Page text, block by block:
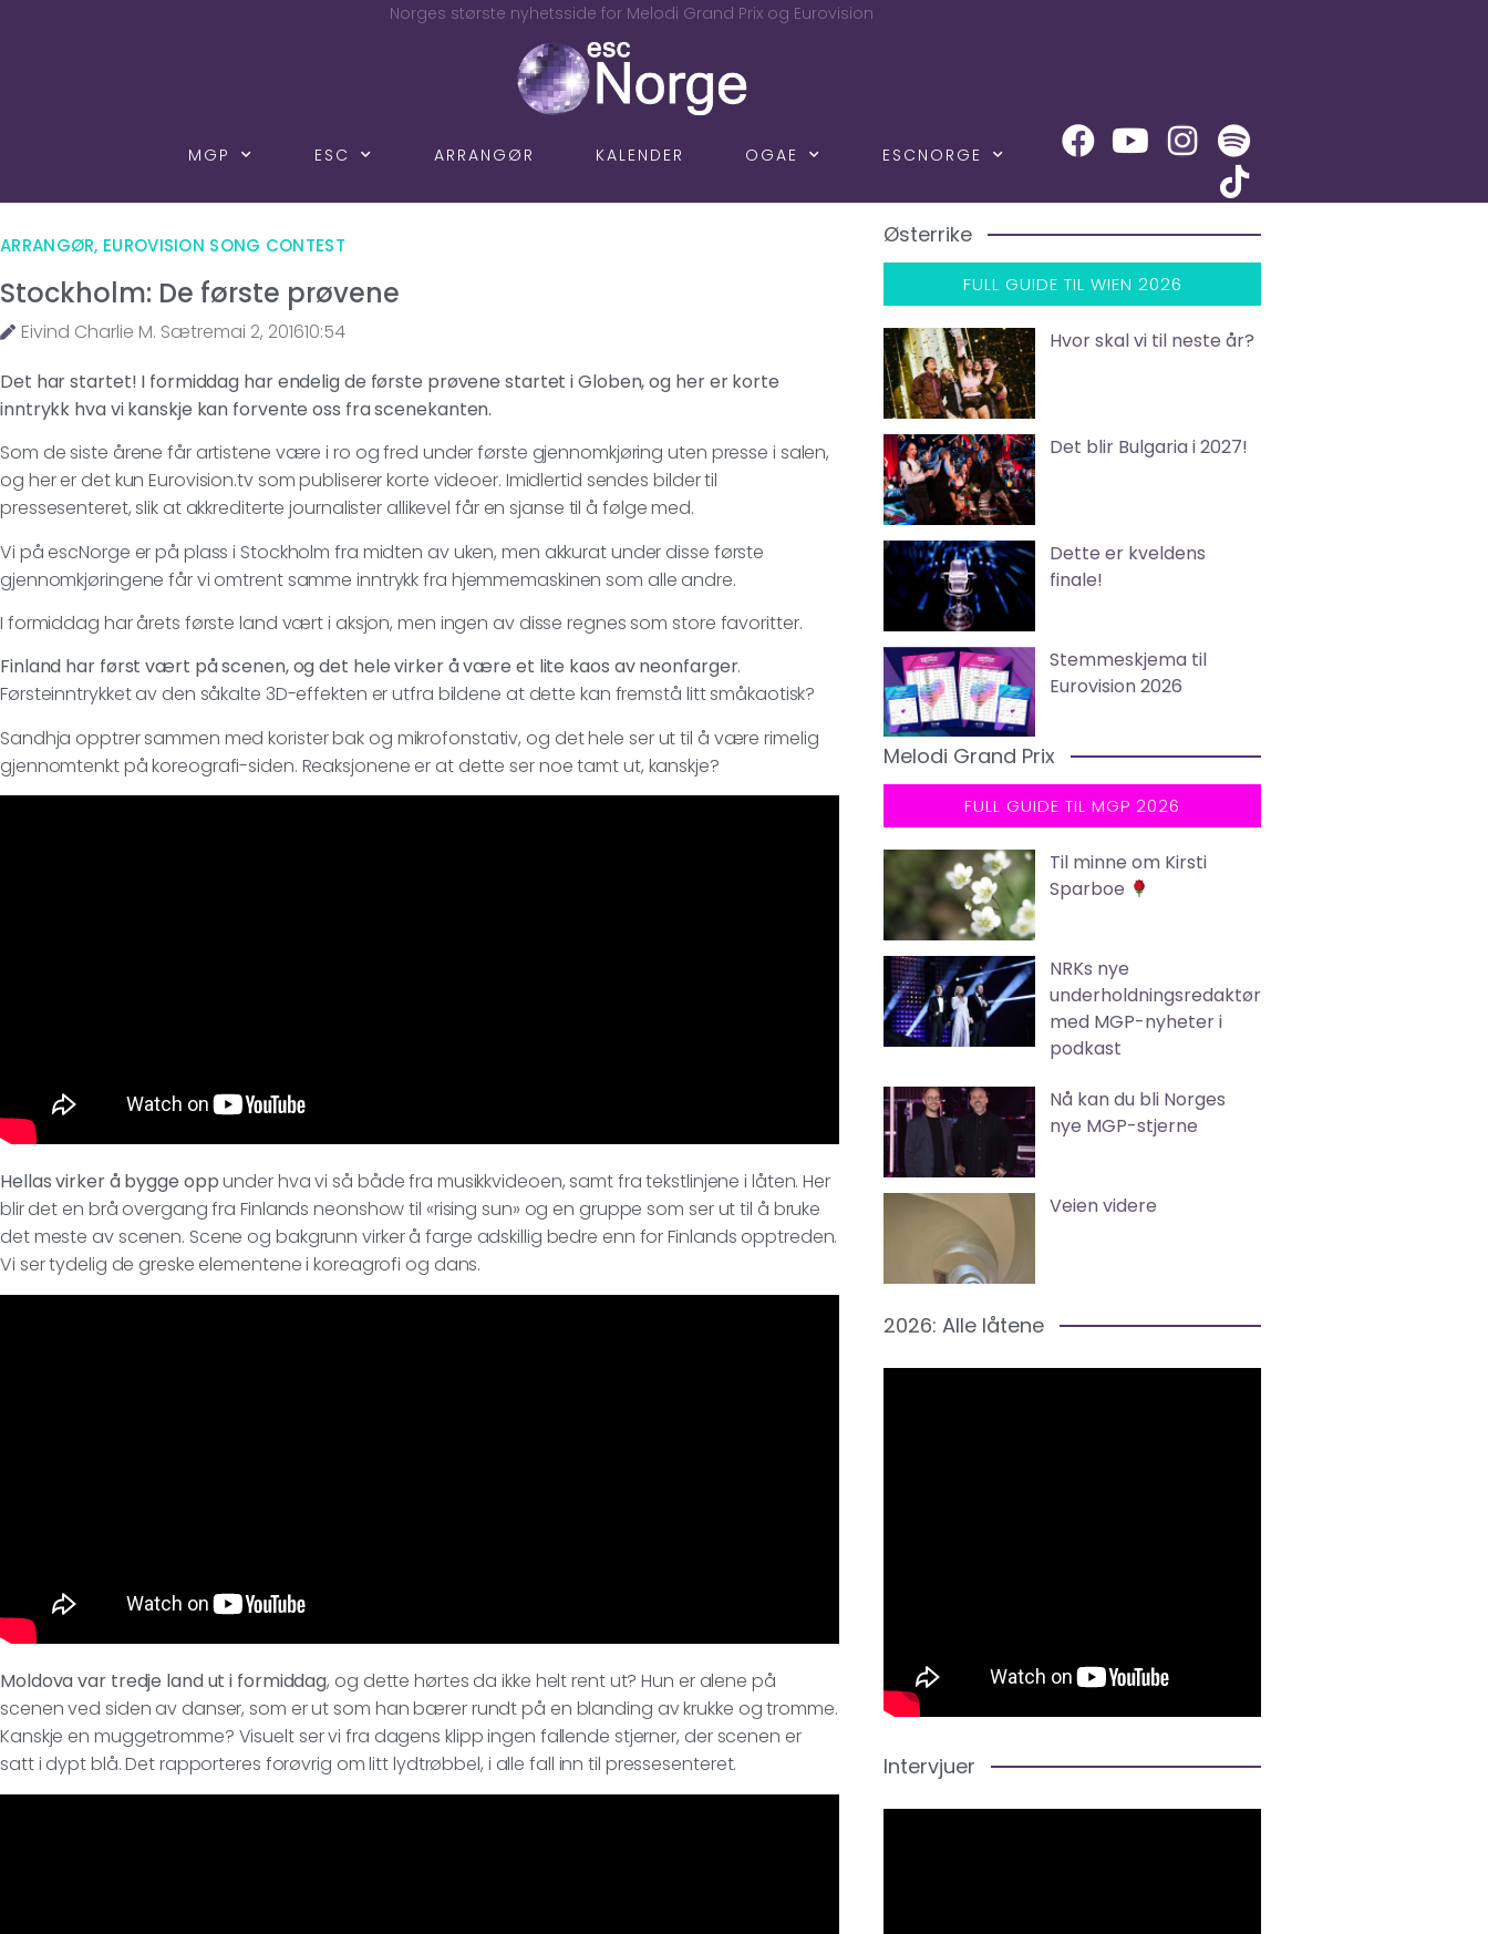
Norges største nyhetsside for Melodi Grand Prix og Eurovision
MGP ESC ARRANGØR KALENDER OGAE ESCNORGE
ARRANGØR, EUROVISION SONG CONTEST
Stockholm: De første prøvene
Eivind Charlie M. Sætremai 2, 201610:54
Det har startet! I formiddag har endelig de første prøvene startet i Globen, og her er korte
inntrykk hva vi kanskje kan forvente oss fra scenekanten.
Som de siste årene får artistene være i ro og fred under første gjennomkjøring uten presse i salen,
og her er det kun Eurovision.tv som publiserer korte videoer. Imidlertid sendes bilder til
pressesenteret, slik at akkrediterte journalister allikevel får en sjanse til å følge med.
Vi på escNorge er på plass i Stockholm fra midten av uken, men akkurat under disse første
gjennomkjøringene får vi omtrent samme inntrykk fra hjemmemaskinen som alle andre.
I formiddag har årets første land vært i aksjon, men ingen av disse regnes som store favoritter.
Finland har først vært på scenen, og det hele virker å være et lite kaos av neonfarger.
Førsteinntrykket av den såkalte 3D-effekten er utfra bildene at dette kan fremstå litt småkaotisk?
Sandhja opptrer sammen med korister bak og mikrofonstativ, og det hele ser ut til å være rimelig
gjennomtenkt på koreografi-siden. Reaksjonene er at dette ser noe tamt ut, kanskje?
Hellas virker å bygge oppunder hva vi så både fra musikkvideoen, samt fra tekstlinjene i låten. Her
blir det en brå overgang fra Finlands neonshow til «rising sun» og en gruppe som ser ut til å bruke
det meste av scenen. Scene og bakgrunn virker å farge adskillig bedre enn for Finlands opptreden.
Vi ser tydelig de greske elementene i koreagrofi og dans.
Moldova var tredje land ut i formiddag, og dette hørtes da ikke helt rent ut? Hun er alene på
scenen ved siden av danser, som er ut som han bærer rundt på en blanding av krukke og tromme.
Kanskje en muggetromme? Visuelt ser vi fra dagens klipp ingen fallende stjerner, der scenen er
satt i dypt blå. Det rapporteres forøvrig om litt lydtrøbbel, i alle fall inn til pressesenteret.
Østerrike
FULL GUIDE TIL WIEN 2026
Hvor skal vi til neste år?
Det blir Bulgaria i 2027!
Dette er kveldens
finale!
Stemmeskjema til
Eurovision 2026
Melodi Grand Prix
FULL GUIDE TIL MGP 2026
Til minne om Kirsti
Sparboe
NRKs nye
underholdningsredaktør
med MGP-nyheter i
podkast
Nå kan du bli Norges
nye MGP-stjerne
Veien videre
2026: Alle låtene
Intervjuer